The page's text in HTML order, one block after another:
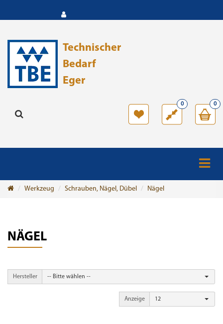
Technischer
Bedarf
Eger
0
0
Werkzeug Schrauben, Nägel, Dübel Nägel
NÄGEL
Hersteller -- Bitte wählen --
Anzeige 12